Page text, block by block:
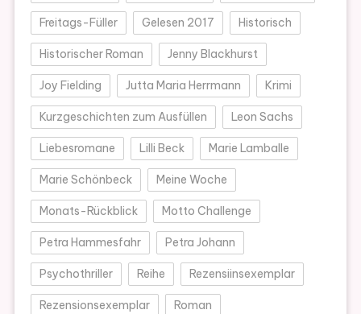
Freitags-Füller Gelesen 2017 Historisch
Historischer Roman Jenny Blackhurst
Joy Fielding Jutta Maria Herrmann Krimi
Kurzgeschichten zum Ausfüllen Leon Sachs
Liebesromane Lilli Beck Marie Lamballe
Marie Schönbeck Meine Woche
Monats-Rückblick Motto Challenge
Petra Hammesfahr Petra Johann
Psychothriller Reihe Rezensiinsexemplar
Rezensionsexemplar Roman